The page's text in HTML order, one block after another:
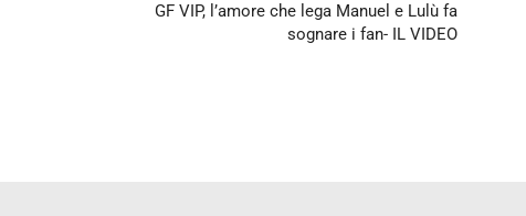
GF VIP, l’amore che lega Manuel e Lulù fa
sognare i fan- IL VIDEO